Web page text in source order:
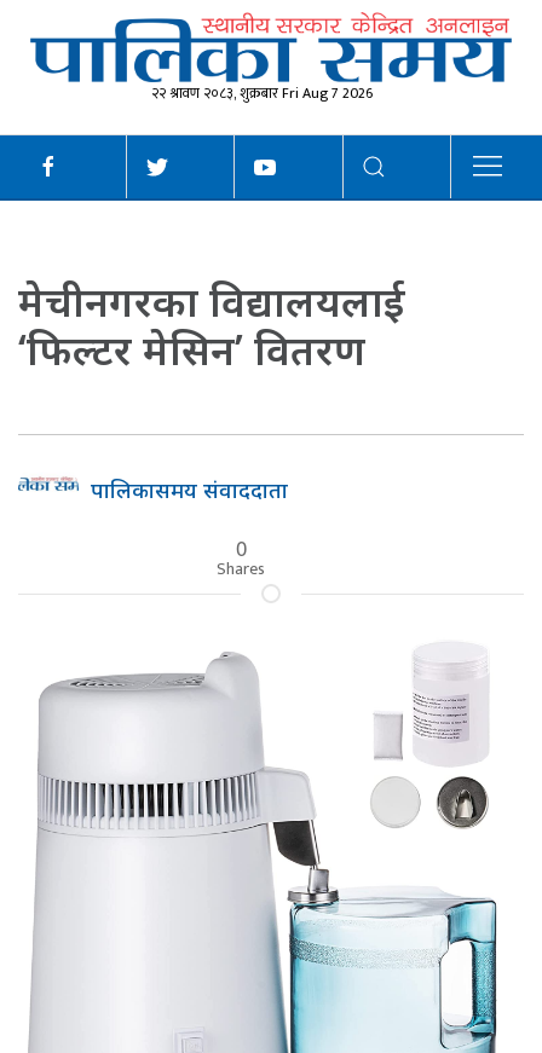
२२ श्रावण २०८३, शुक्रबार Fri Aug 7 2026
मेचीनगरका विद्यालयलाई
‘फिल्टर मेसिन’ वितरण
पालिकासमय संवाददाता
0
Shares